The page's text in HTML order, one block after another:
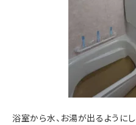
浴室から水、お湯が出るようにし